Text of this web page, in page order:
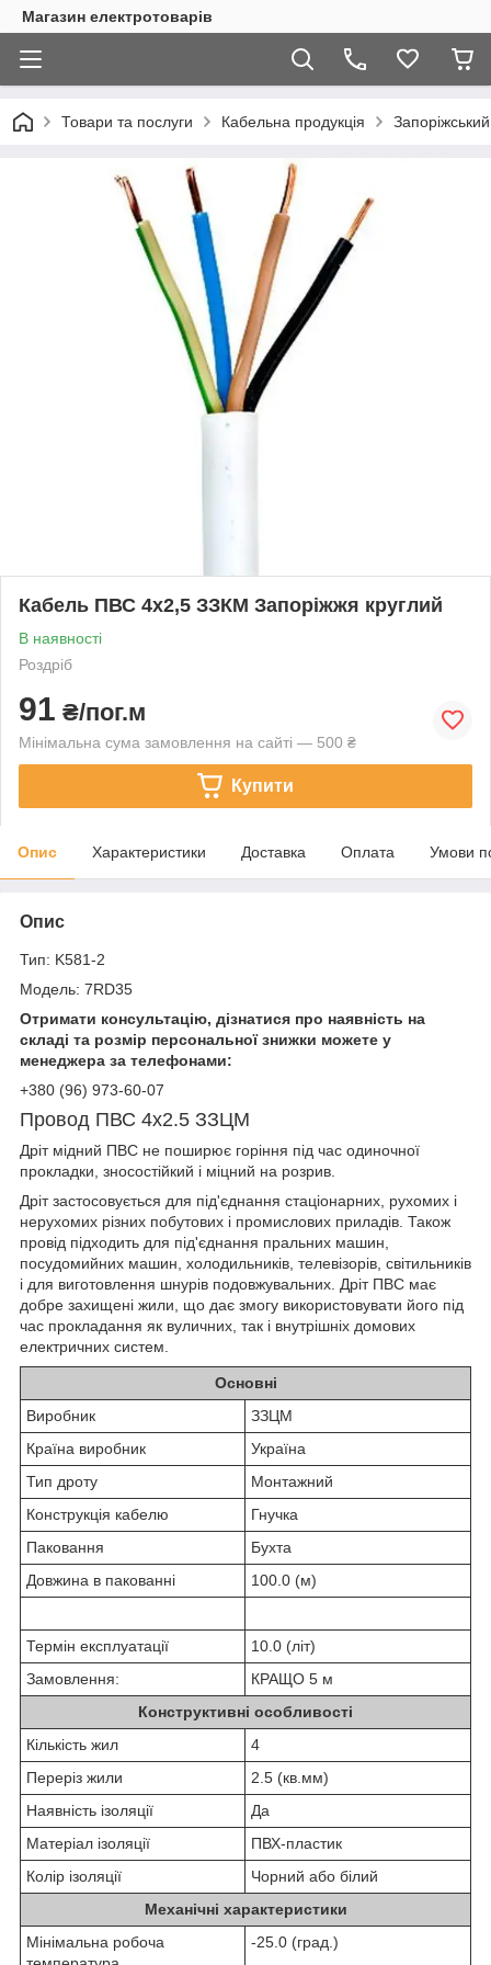
Магазин електротоварів
Товари та послуги Кабельна продукція
Кабель ПВС 4х2,5 ЗЗКМ Запоріжжя круглий
В наявності
Роздріб
91 ₴/пог.м
Мінімальна сума замовлення на сайті — 500 ₴
Купити
Опис Характеристики Доставка Оплата Умови
Опис
Тип: K581-2
Модель: 7RD35
Отримати консультацію, дізнатися про наявність на
складі та розмір персональної знижки можете у
менеджера за телефонами:
+380 (96) 973-60-07
Провод ПВС 4х2.5 ЗЗЦМ
Дріт мідний ПВС не поширює горіння під час одиночної
прокладки, зносостійкий і міцний на розрив.
Дріт застосовується для під'єднання стаціонарних, рухомих і
нерухомих різних побутових і промислових приладів. Також
провід підходить для під'єднання пральних машин,
посудомийних машин, холодильників, телевізорів, світильників
і для виготовлення шнурів подовжувальних. Дріт ПВС має
добре захищені жили, що дає змогу використовувати його під
час прокладання як вуличних, так і внутрішніх домових
електричних систем.
Основні
Виробник
ЗЗЦМ
Країна виробник
Україна
Тип дроту
Монтажний
Конструкція кабелю
Гнучка
Паковання
Бухта
Довжина в пакованні
100.0 (м)
Термін експлуатації
10.0 (літ)
Замовлення:
КРАЩО 5 м
Конструктивні особливості
Кількість жил
4
Переріз жили
2.5 (кв.мм)
Наявність ізоляції
Да
Матеріал ізоляції
ПВХ-пластик
Колір ізоляції
Чорний або білий
Механічні характеристики
Мінімальна робоча
-25.0 (град.)